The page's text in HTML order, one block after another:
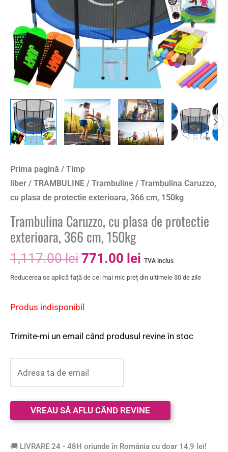
Prima pagină / Timp
liber / TRAMBULINE / Trambuline / Trambulina Caruzzo,
cu plasa de protectie exterioara, 366 cm, 150kg
Trambulina Caruzzo, cu plasa de protectie
exterioara, 366 cm, 150kg
1,117.00lei 771.00 lei TVA inclus
Reducerea se aplică față de cel mai mic preț din ultimele 30 de zile
Produs indisponibil
Trimite-mi un email când produsul revine în stoc
🚚 LIVRARE 24 - 48H oriunde în România cu doar 14,9 lei!